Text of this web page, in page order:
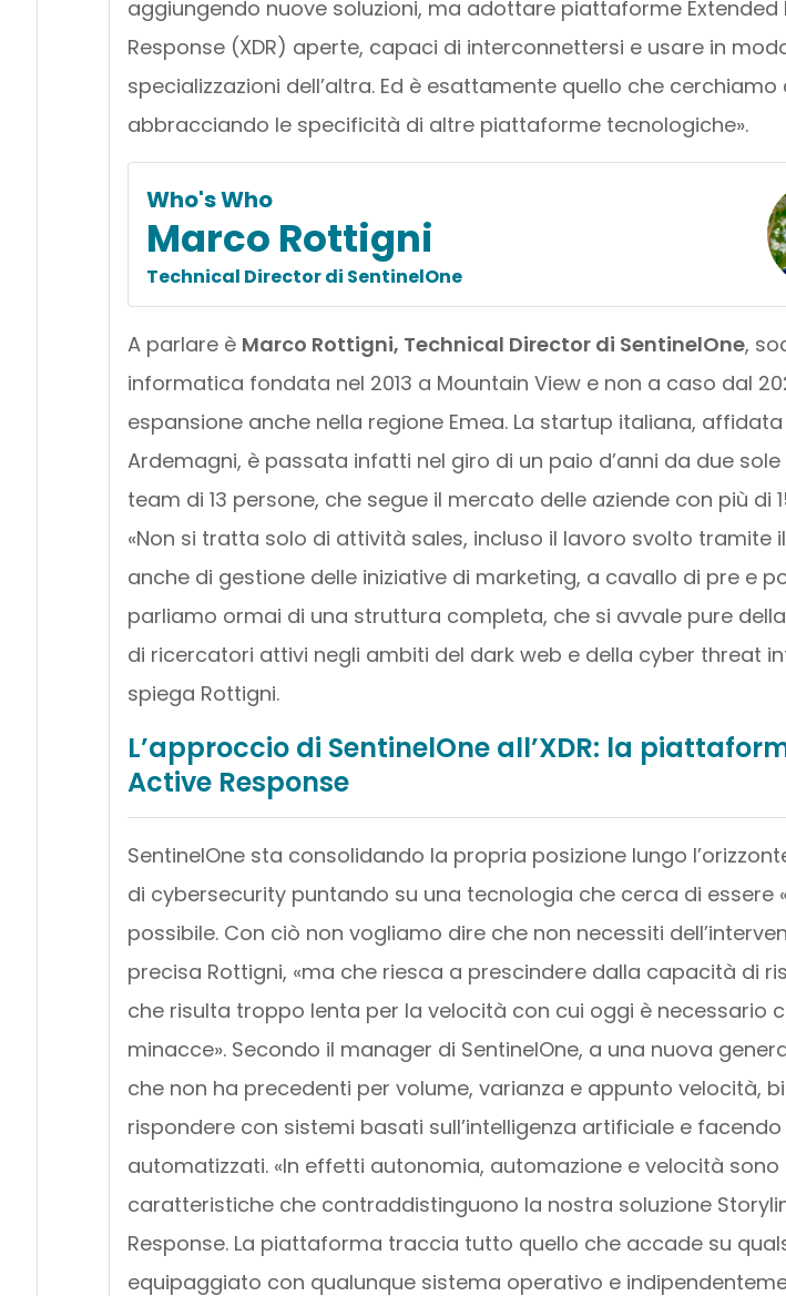
aggiungendo nuove soluzioni, ma adottare piattaforme Extended
Response (XDR) aperte, capaci di interconnettersi e usare in
specializzazioni dell’altra. Ed è esattamente quello che cerchiamo
abbracciando le specificità di altre piattaforme tecnologiche».
Who's Who
Marco Rottigni
Technical Director di SentinelOne
A parlare è Marco Rottigni, Technical Director di SentinelOne,
informatica fondata nel 2013 a Mountain View e non a caso dal
espansione anche nella regione Emea. La startup italiana,
Ardemagni, è passata infatti nel giro di un paio d’anni da due
team di 13 persone, che segue il mercato delle aziende con più di
«Non si tratta solo di attività sales, incluso il lavoro svolto tramite
anche di gestione delle iniziative di marketing, a cavallo di pre e
parliamo ormai di una struttura completa, che si avvale pure
di ricercatori attivi negli ambiti del dark web e della cyber threat
spiega Rottigni.
L’approccio di SentinelOne all’XDR: la
Active Response
SentinelOne sta consolidando la propria posizione lungo
di cybersecurity puntando su una tecnologia che cerca di essere
possibile. Con ciò non vogliamo dire che non necessiti
precisa Rottigni, «ma che riesca a prescindere dalla capacità di
che risulta troppo lenta per la velocità con cui oggi è necessario
minacce». Secondo il manager di SentinelOne, a una nuova
che non ha precedenti per volume, varianza e appunto velocità,
rispondere con sistemi basati sull’intelligenza artificiale e
automatizzati. «In effetti autonomia, automazione e velocità sono
caratteristiche che contraddistinguono la nostra soluzione
Response. La piattaforma traccia tutto quello che accade su
equipaggiato con qualunque sistema operativo e